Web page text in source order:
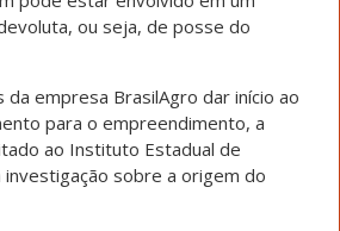
ou seja, de posse do
da empresa BrasilAgro dar início ao
para o empreendimento, a
ao Instituto Estadual de
investigação sobre a origem do